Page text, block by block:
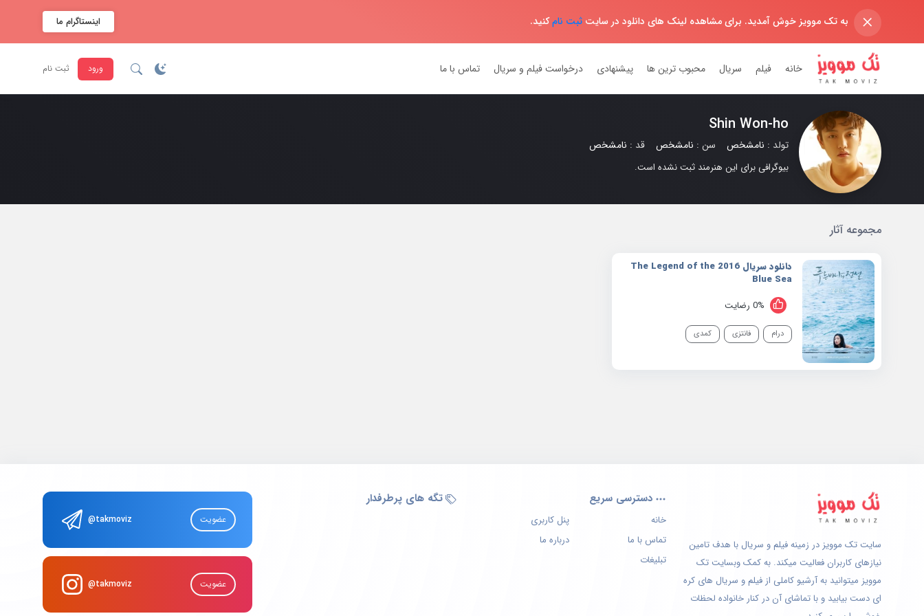
× به تک موویز خوش آمدید. برای مشاهده لینک های دانلود در سایت ثبت نامکنید. اینستاگرام ما
خانه فیلم سریال محبوب ترین ها پیشنهادی درخواست فیلم و سریال تماس با ما ورود ثبت نام
Shin Won-ho
تولد : نامشخص سن : نامشخص قد : نامشخص
بیوگرافی برای این هنرمند ثبت نشده است.
مجموعه آثار
دانلود سریال 2016 The Legend of the
Blue Sea
0% رضایت
درام فانتزی کمدی
سایت تک موویز در زمینه فیلم و سریال با هدف تامین
نیازهای کاربران فعالیت میکند. به کمک وبسایت تک
موویز میتوانید به آرشیو کاملی از فیلم و سریال های کره
ای دست بیابید و با تماشای آن در کنار خانواده لحظات
دسترسی سریع
خانه
پنل کاربری
تماس با ما
درباره ما
تبلیغات
تگه های پرطرفدار
@takmoviz عضویت
@takmoviz عضویت